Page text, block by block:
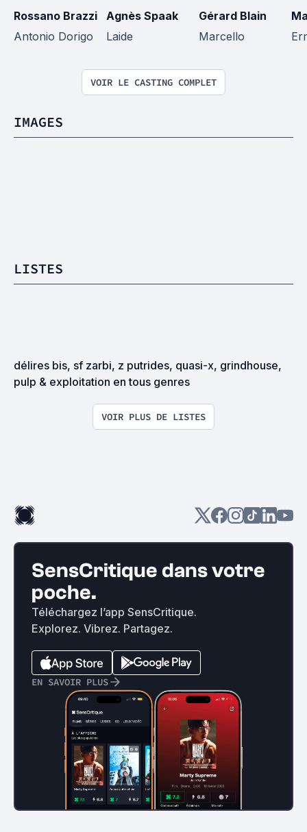
Rossano Brazzi
Antonio Dorigo
Agnès Spaak
Laide
Gérard Blain
Marcello
VOIR LE CASTING COMPLET
IMAGES
LISTES
délires bis, sf zarbi, z putrides, quasi-x, grindhouse,
pulp & exploitation en tous genres
VOIR PLUS DE LISTES
SensCritique dans votre
poche.
Téléchargez l’app SensCritique.
Explorez. Vibrez. Partagez.
EN SAVOIR PLUS